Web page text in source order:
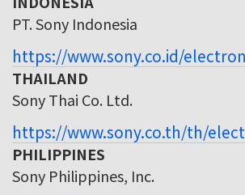
PT. Sony Indonesia
https://www.sony.co.id/
THAILAND
Sony Thai Co. Ltd.
https://www.sony.co.th/th/
PHILIPPINES
Sony Philippines, Inc.